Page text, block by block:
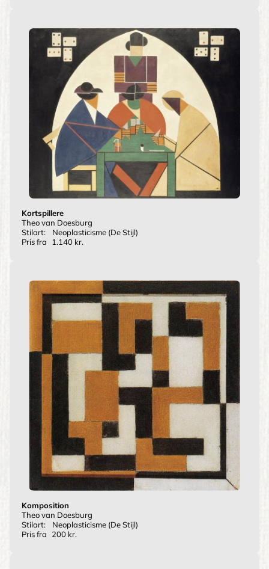
Kortspillere
Theo van Doesburg
Stilart:
Neoplasticisme (De Stijl)
Pris fra
1.140 kr.
Komposition
Theo van Doesburg
Stilart:
Neoplasticisme (De Stijl)
Pris fra
200 kr.